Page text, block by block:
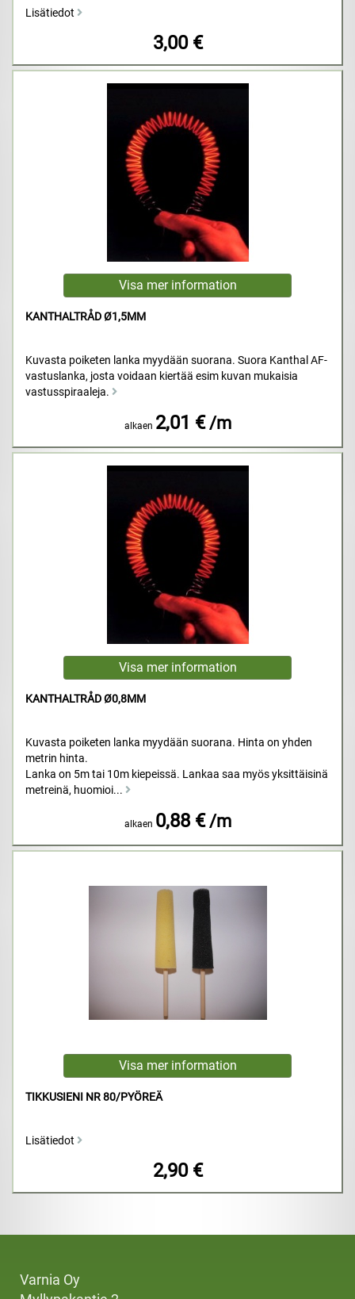
Lisätiedot
3,00 €
KANTHALTRÅD Ø1,5MM
Kuvasta poiketen lanka myydään suorana. Suora Kanthal AF-
vastuslanka, josta voidaan kiertää esim kuvan mukaisia
vastusspiraaleja.
alkaen 2,01 € /m
KANTHALTRÅD Ø0,8MM
Kuvasta poiketen lanka myydään suorana. Hinta on yhden
metrin hinta.
Lanka on 5m tai 10m kiepeissä. Lankaa saa myös yksittäisinä
metreinä, huomioi...
alkaen 0,88 € /m
TIKKUSIENI NR 80/PYÖREÄ
Lisätiedot
2,90 €
Varnia Oy